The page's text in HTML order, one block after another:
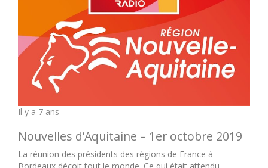
Il y a 7 ans
Nouvelles d’Aquitaine – 1er octobre 2019
La réunion des présidents des régions de France à
Bordeaux déçoit tout le monde. Ce qui était attendu